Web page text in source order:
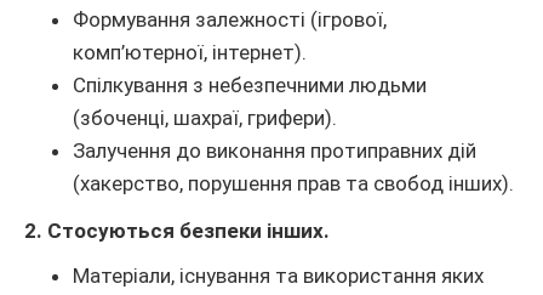
Формування залежності (ігрової,
комп’ютерної, інтернет).
Спілкування з небезпечними людьми
(збоченці, шахраї, грифери).
Залучення до виконання протиправних дій
(хакерство, порушення прав та свобод інших).
2. Стосуються безпеки інших.
Матеріали, існування та використання яких